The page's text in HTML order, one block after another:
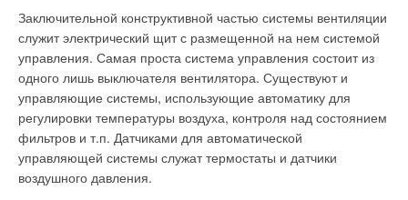
Заключительной конструктивной частью системы вентиляции
служит электрический щит с размещенной на нем системой
управления. Самая проста система управления состоит из
одного лишь выключателя вентилятора. Существуют и
управляющие системы, использующие автоматику для
регулировки температуры воздуха, контроля над состоянием
фильтров и т.п. Датчиками для автоматической
управляющей системы служат термостаты и датчики
воздушного давления.